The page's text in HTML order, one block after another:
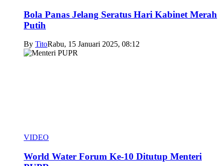
Bola Panas Jelang Seratus Hari Kabinet Merah
Putih
By TitoRabu, 15 Januari 2025, 08:12
VIDEO
World Water Forum Ke-10 Ditutup Menteri